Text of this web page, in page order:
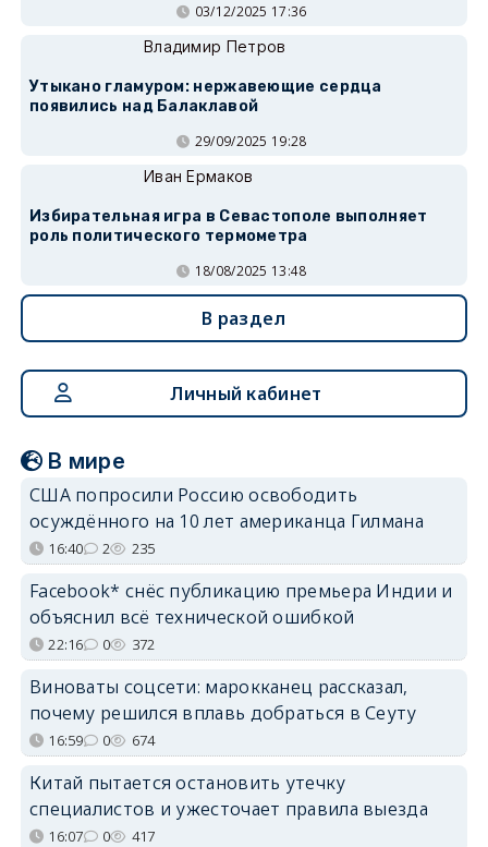
03/12/2025 17:36
Владимир Петров
Утыкано гламуром: нержавеющие сердца
появились над Балаклавой
29/09/2025 19:28
Иван Ермаков
Избирательная игра в Севастополе выполняет
роль политического термометра
18/08/2025 13:48
В раздел
Личный кабинет
В мире
США попросили Россию освободить
осуждённого на 10 лет американца Гилмана
16:40 2 235
Facebook* снёс публикацию премьера Индии и
объяснил всё технической ошибкой
22:16 0 372
Виноваты соцсети: марокканец рассказал,
почему решился вплавь добраться в Сеуту
16:59 0 674
Китай пытается остановить утечку
специалистов и ужесточает правила выезда
16:07 0 417